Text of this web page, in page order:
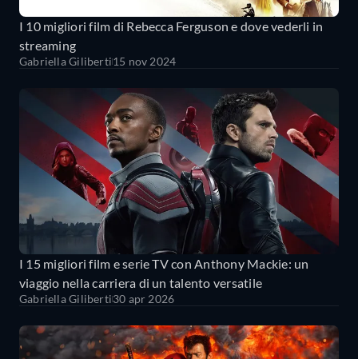
I 10 migliori film di Rebecca Ferguson e dove vederli in
streaming
Gabriella Giliberti15 nov 2024
I 15 migliori film e serie TV con Anthony Mackie: un
viaggio nella carriera di un talento versatile
Gabriella Giliberti30 apr 2026